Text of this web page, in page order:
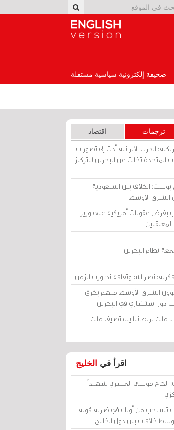
صحيفة إلكترونية سياسية مستقلة
ترجمات اقتصاد
الحرب الإيرانية أدت إلى تصورات
المتحدة تخلت عن البحرين للتركيز
بوست: الخلاف بين السعودية
الشرق الأوسط
عقوبات أمريكية على وزير
نظام البحرين
نصر الله وثقافة تجاوزت الزمن
الشرق الأوسط متهم بخرق
دور استشاري في البحرين
.. ملك بريطانيا يستضيف ملك
اقرأ في الخليج
الحاج موسى المسري شهيداً
تنسحب من أوبك في ضربة قوية
خلافات بين دول الخليج